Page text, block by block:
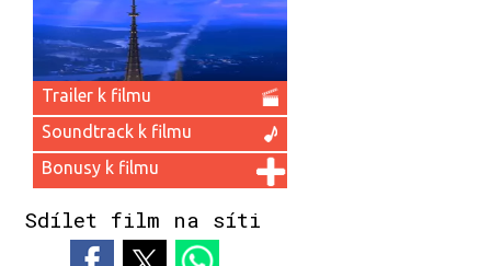
Trailer k filmu
Soundtrack k filmu
Bonusy k filmu
Sdílet film na síti